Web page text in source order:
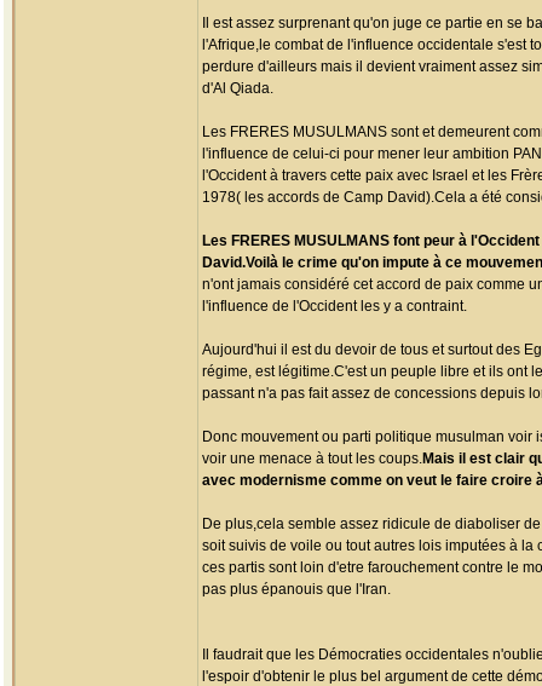
Il est assez surprenant qu'on juge ce partie en se
l'Afrique,le combat de l'influence occidentale s'est
perdure d'ailleurs mais il devient vraiment assez
d'Al Qiada.
Les FRERES MUSULMANS sont et demeurent
l'influence de celui-ci pour mener leur ambition
l'Occident à travers cette paix avec Israel et les
1978( les accords de Camp David).Cela a été
Les FRERES MUSULMANS font peur à
David.Voilà le crime qu'on impute à ce
n'ont jamais considéré cet accord de paix comme
l'influence de l'Occident les y a contraint.
Aujourd'hui il est du devoir de tous et surtout des
régime, est légitime.C'est un peuple libre et ils ont
passant n'a pas fait assez de concessions depuis
Donc mouvement ou parti politique musulman voir
voir une menace à tout les coups.Mais il est clair
avec modernisme comme on veut le faire croire
De plus,cela semble assez ridicule de diaboliser
soit suivis de voile ou tout autres lois imputées à
ces partis sont loin d'etre farouchement contre le
pas plus épanouis que l'Iran.
Il faudrait que les Démocraties occidentales
l'espoir d'obtenir le plus bel argument de cette